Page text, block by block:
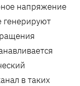
напряжение
генерируют
в таких